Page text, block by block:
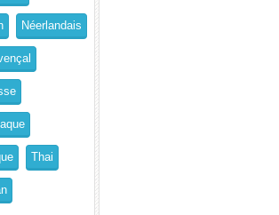
Néerlandais
Thai